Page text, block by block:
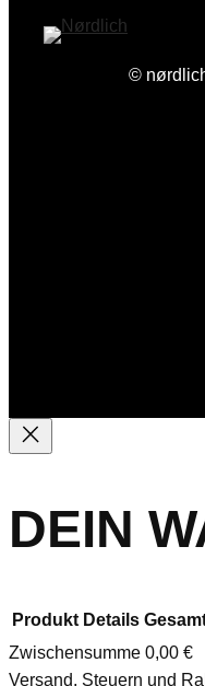
©
DEIN
Produkt Details
Zwischensumme 0,00 €
Versand, Steuern und